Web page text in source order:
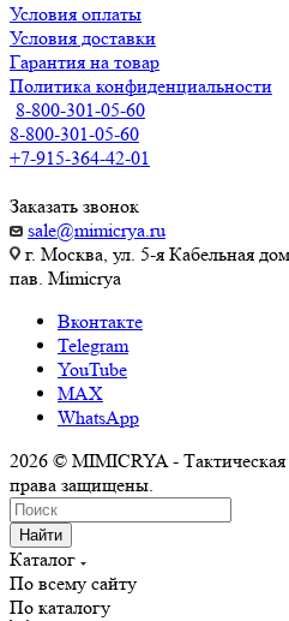
Условия оплаты
Условия доставки
Гарантия на товар
Политика конфиденциальности
8-800-301-05-60
8-800-301-05-60
+7-915-364-42-01
Заказать звонок
sale@mimicrya.ru
г. Москва, ул. 5-я Кабельная
пав. Mimicrya
Вконтакте
Telegram
YouTube
MAX
WhatsApp
2026 © MIMICRYA -
права защищены.
Найти
Каталог
По всему сайту
По каталогу